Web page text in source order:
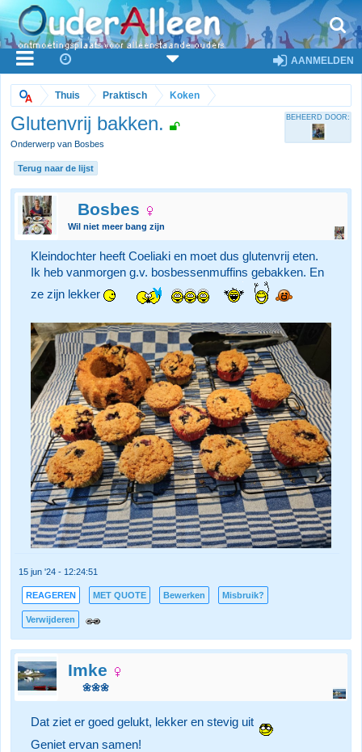
AANMELDEN
Thuis Praktisch Koken
Glutenvrij bakken.
Onderwerp van Bosbes
BEHEERD DOOR:
Terug naar de lijst
Bosbes
Wil niet meer bang zijn
Kleindochter heeft Coeliaki en moet dus glutenvrij eten.
Ik heb vanmorgen g.v. bosbessenmuffins gebakken. En
ze zijn lekker
15 jun '24 - 12:24:51
REAGEREN MET QUOTE Bewerken Misbruik?
Verwijderen
Imke
🌼🌼🌼
Dat ziet er goed gelukt, lekker en stevig uit
Geniet ervan samen!